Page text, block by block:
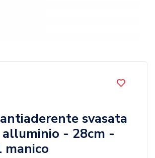
svasata
alluminio - 28cm -
manico